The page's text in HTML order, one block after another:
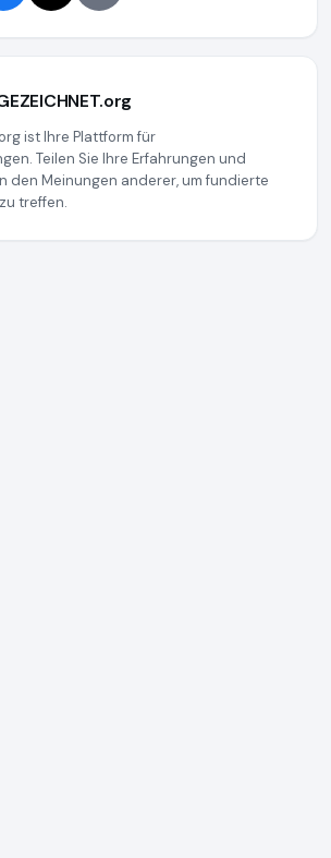
ist Ihre Plattform für
Teilen Sie Ihre Erfahrungen und
den Meinungen anderer, um fundierte
treffen.